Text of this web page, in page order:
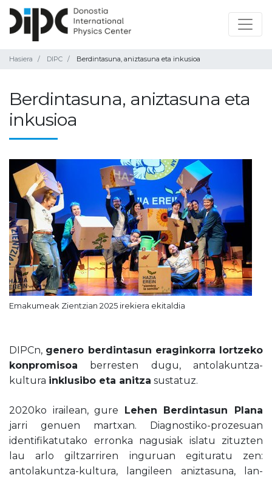
Hasiera DIPC Berdintasuna, aniztasuna eta inkusioa
Berdintasuna, aniztasuna eta
inkusioa
Emakumeak Zientzian 2025 irekiera ekitaldia
DIPCn, genero berdintasun eraginkorra lortzeko
konpromisoa berresten dugu, antolakuntza-
kultura inklusibo eta anitza sustatuz.
2020ko irailean, gure Lehen Berdintasun Plana
jarri genuen martxan. Diagnostiko-prozesuan
identifikatutako erronka nagusiak islatu zituzten
lau arlo giltzarriren inguruan egituratu zen:
antolakuntza-kultura, langileen aniztasuna, lan-